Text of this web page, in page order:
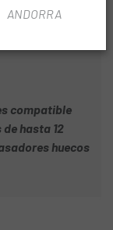
vanadio
compatible
hasta 12
huecos
ANDORRA